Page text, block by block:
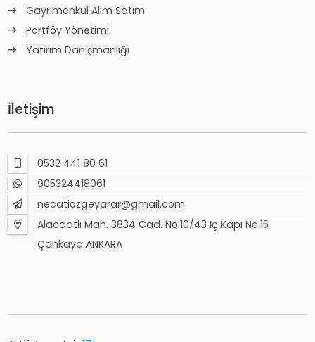
Gayrimenkul Alım Satım
Portföy Yönetimi
Yatırım Danışmanlığı
İletişim
0532 441 80 61
905324418061
necatiozgeyarar@gmail.com
Alacaatlı Mah. 3834 Cad. No:10/43 İç Kapı No:15
Çankaya ANKARA